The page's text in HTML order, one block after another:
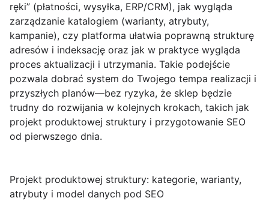
ręki” (płatności, wysyłka, ERP/CRM), jak wygląda
zarządzanie katalogiem (warianty, atrybuty,
kampanie), czy platforma ułatwia poprawną strukturę
adresów i indeksację oraz jak w praktyce wygląda
proces aktualizacji i utrzymania. Takie podejście
pozwala dobrać system do Twojego tempa realizacji i
przyszłych planów—bez ryzyka, że sklep będzie
trudny do rozwijania w kolejnych krokach, takich jak
projekt produktowej struktury i przygotowanie SEO
od pierwszego dnia.
Projekt produktowej struktury: kategorie, warianty,
atrybuty i model danych pod SEO